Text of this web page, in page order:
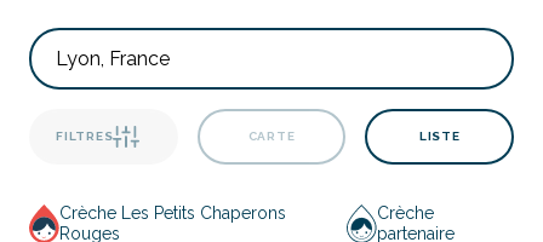
FILTRES CARTE LISTE
Crèche Les Petits Chaperons
Rouges
Crèche
partenaire